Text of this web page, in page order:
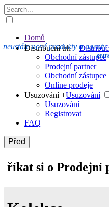
neustále nové produkty a agenty
Domů
Distribuční trh +
Obchodní zástupce
Prodejní partner
Obchodní zástupce
Online prodeje
Usuzování +Usuzování
Usuzování
Registrovat
FAQ
Před
říkat si o Prodejní